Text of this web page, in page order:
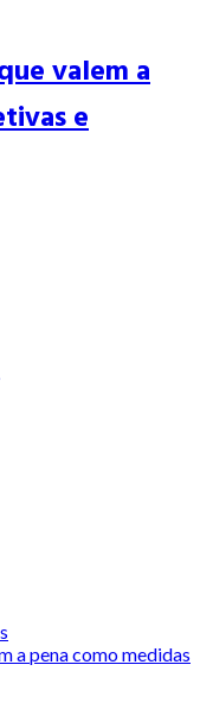
valem a
e
a pena como medidas